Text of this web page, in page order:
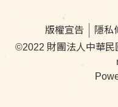
版權宣告 隱私
©2022 財團法人中華民